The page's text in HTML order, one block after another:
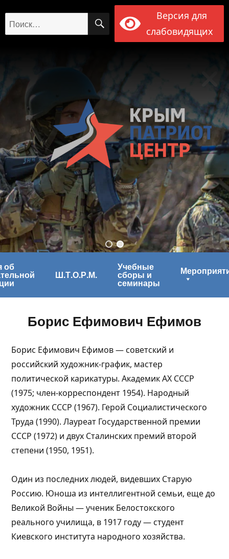
Искать: ПОИСК
Версия для
слабовидящих
об
Ш.Т.О.Р.М.
Учебные
сборы и
семинары
Борис Ефимович Ефимов
Борис Ефимович Ефимов — советский и
российский художник-график, мастер
политической карикатуры. Академик АХ СССР
(1975; член-корреспондент 1954). Народный
художник СССР (1967). Герой Социалистического
Труда (1990). Лауреат Государственной премии
СССР (1972) и двух Сталинских премий второй
степени (1950, 1951).
Один из последних людей, видевших Старую
Россию. Юноша из интеллигентной семьи, еще до
Великой Войны — ученик Белостокского
реального училища, в 1917 году — студент
Киевского института народного хозяйства.